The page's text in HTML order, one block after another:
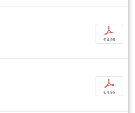
p
€ 4,95
p
€ 4,95